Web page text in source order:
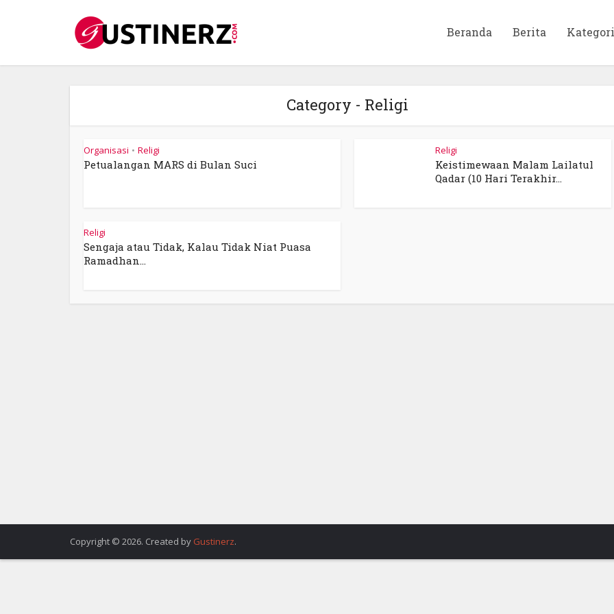
Beranda Berita Kategori
Category - Religi
Organisasi • Religi
Petualangan MARS di Bulan Suci
Religi
Keistimewaan Malam Lailatul
Qadar (10 Hari Terakhir...
Religi
Sengaja atau Tidak, Kalau Tidak Niat Puasa
Ramadhan...
Copyright © 2026. Created by Gustinerz.